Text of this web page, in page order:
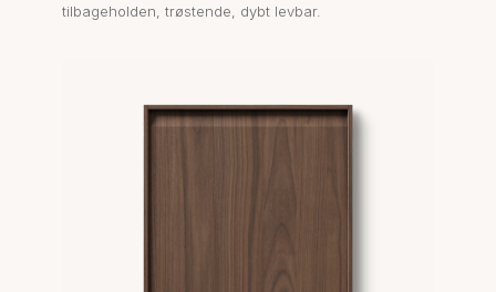
tilbageholden, trøstende, dybt levbar.